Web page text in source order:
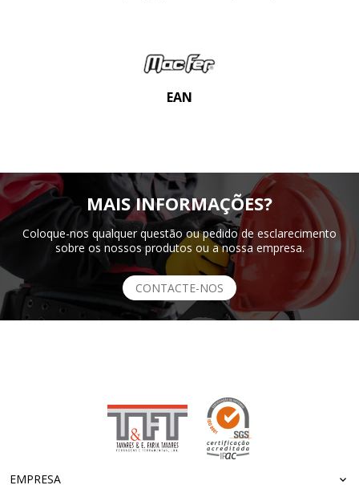
EAN
MAIS INFORMAÇÕES?
Coloque-nos qualquer questão ou pedido de esclarecimento
sobre os nossos produtos ou a nossa empresa.
CONTACTE-NOS
EMPRESA